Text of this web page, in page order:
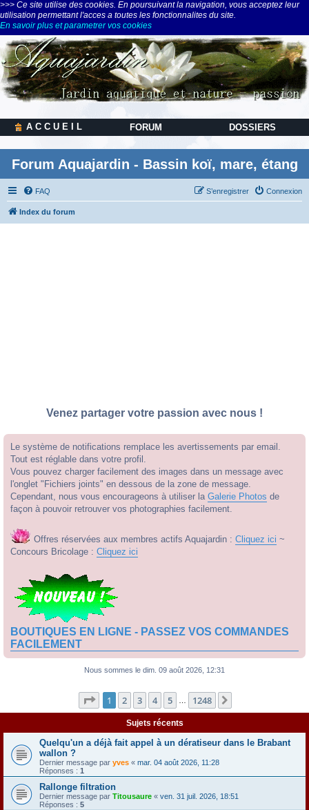
>>> Ce site utilise des cookies. En poursuivant la navigation, vous acceptez leur
utilisation permettant l'acces a toutes les fonctionnalites du site.
En savoir plus et parametrer vos cookies
A C C U E I L FORUM DOSSIERS
Forum Aquajardin - Bassin koï, mare, étang
FAQ Connexion
S’enregistrer
Index du forum
Venez partager votre passion avec nous !
Le système de notifications remplace les avertissements par email.
Tout est réglable dans votre profil.
Vous pouvez charger facilement des images dans un message avec
l'onglet "Fichiers joints" en dessous de la zone de message.
Cependant, nous vous encourageons à utiliser la Galerie Photos de
façon à pouvoir retrouver vos photographies facilement.
Offres réservées aux membres actifs Aquajardin : Cliquez ici ~
Concours Bricolage : Cliquez ici
BOUTIQUES EN LIGNE - PASSEZ VOS COMMANDES
FACILEMENT
Nous sommes le dim. 09 août 2026, 12:31
Page 1sur1248
1 2 3 4 5 1248
Sujets récents
Quelqu'un a déjà fait appel à un dératiseur dans le Brabant
wallon ?
Dernier message par yves « mar. 04 août 2026, 11:28
Réponses : 1
Rallonge filtration
Dernier message par Titousaure « ven. 31 juil. 2026, 18:51
Réponses : 5